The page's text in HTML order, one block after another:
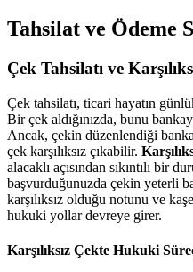
Tahsilat ve Ödeme
Çek Tahsilatı ve
Çek tahsilatı, ticari hayatın
Bir çek aldığınızda, bunu
Ancak, çekin düzenlendiği
çek karşılıksız çıkabilir.
alacaklı açısından sıkıntılı bir
başvurduğunuzda çekin yeterli
karşılıksız olduğu notunu ve
hukuki yollar devreye girer.
Karşılıksız Çekte Hukuki